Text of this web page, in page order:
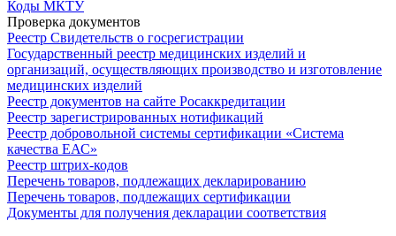
Коды МКТУ
Проверка документов
Реестр Свидетельств о госрегистрации
Государственный реестр медицинских изделий и
организаций, осуществляющих производство и изготовление
медицинских изделий
Реестр документов на сайте Росаккредитации
Реестр зарегистрированных нотификаций
Реестр добровольной системы сертификации «Система
качества ЕАС»
Реестр штрих-кодов
Перечень товаров, подлежащих декларированию
Перечень товаров, подлежащих сертификации
Документы для получения декларации соответствия